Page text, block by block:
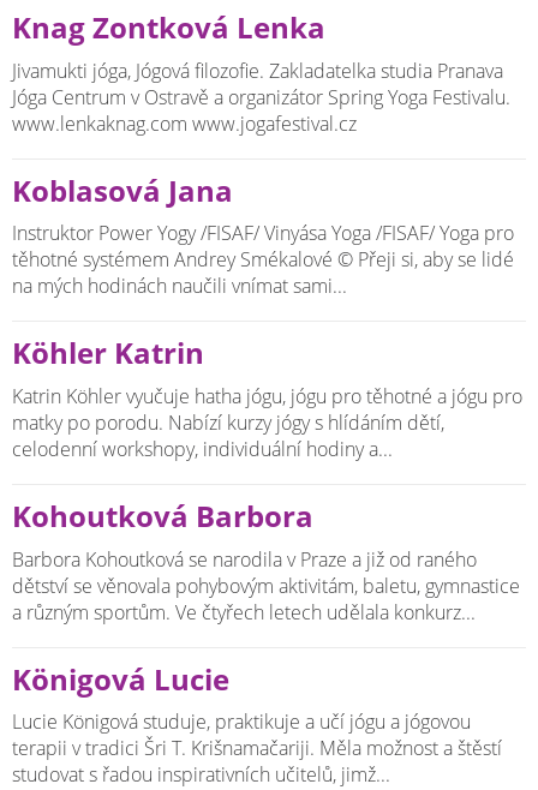
Knag Zontková Lenka
Jivamukti jóga, Jógová filozofie. Zakladatelka studia Pranava
Jóga Centrum v Ostravě a organizátor Spring Yoga Festivalu.
www.lenkaknag.com www.jogafestival.cz
Koblasová Jana
Instruktor Power Yogy /FISAF/ Vinyása Yoga /FISAF/ Yoga pro
těhotné systémem Andrey Smékalové © Přeji si, aby se lidé
na mých hodinách naučili vnímat sami...
Köhler Katrin
Katrin Köhler vyučuje hatha jógu, jógu pro těhotné a jógu pro
matky po porodu. Nabízí kurzy jógy s hlídáním dětí,
celodenní workshopy, individuální hodiny a...
Kohoutková Barbora
Barbora Kohoutková se narodila v Praze a již od raného
dětství se věnovala pohybovým aktivitám, baletu, gymnastice
a různým sportům. Ve čtyřech letech udělala konkurz...
Königová Lucie
Lucie Königová studuje, praktikuje a učí jógu a jógovou
terapii v tradici Šri T. Krišnamačariji. Měla možnost a štěstí
studovat s řadou inspirativních učitelů, jimž...